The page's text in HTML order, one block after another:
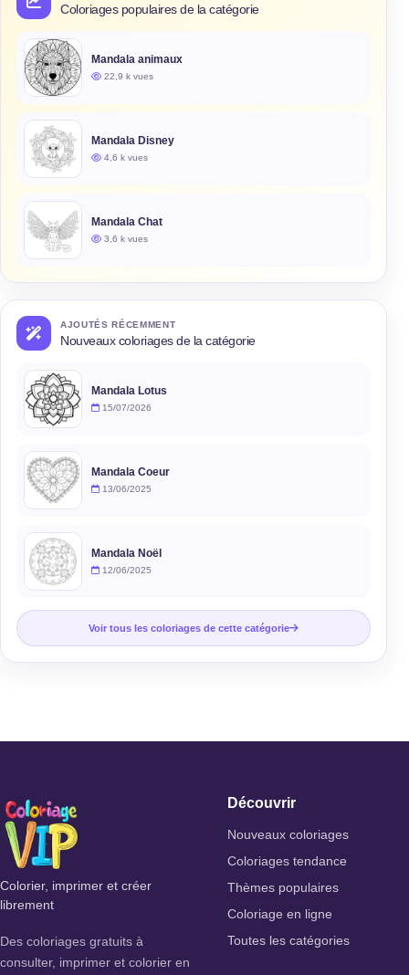
Coloriages populaires de la catégorie
Mandala animaux
22,9 k vues
Mandala Disney
4,6 k vues
Mandala Chat
3,6 k vues
AJOUTÉS RÉCEMMENT
Nouveaux coloriages de la catégorie
Mandala Lotus
15/07/2026
Mandala Coeur
13/06/2025
Mandala Noël
12/06/2025
Voir tous les coloriages de cette catégorie
Colorier, imprimer et créer
librement
Des coloriages gratuits à
consulter, imprimer et colorier en
Découvrir
Nouveaux coloriages
Coloriages tendance
Thèmes populaires
Coloriage en ligne
Toutes les catégories